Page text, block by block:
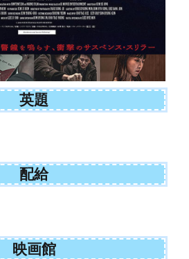
英題
配給
映画館